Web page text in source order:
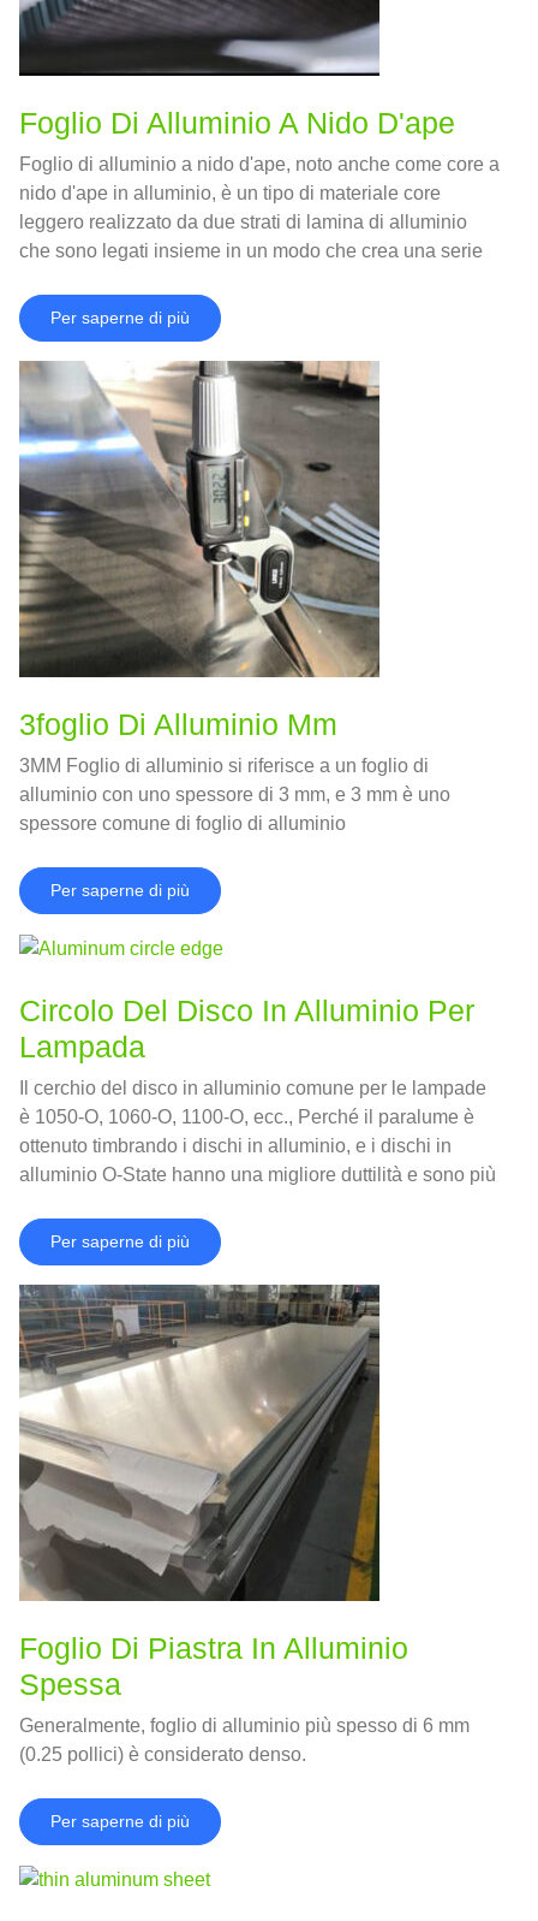
Foglio Di Alluminio A Nido D'ape
Foglio di alluminio a nido d'ape, noto anche come core a
nido d'ape in alluminio, è un tipo di materiale core
leggero realizzato da due strati di lamina di alluminio
che sono legati insieme in un modo che crea una serie
Per saperne di più
3foglio Di Alluminio Mm
3MM Foglio di alluminio si riferisce a un foglio di
alluminio con uno spessore di 3 mm, e 3 mm è uno
spessore comune di foglio di alluminio
Per saperne di più
Circolo Del Disco In Alluminio Per
Lampada
Il cerchio del disco in alluminio comune per le lampade
è 1050-O, 1060-O, 1100-O, ecc., Perché il paralume è
ottenuto timbrando i dischi in alluminio, e i dischi in
alluminio O-State hanno una migliore duttilità e sono più
Per saperne di più
Foglio Di Piastra In Alluminio
Spessa
Generalmente, foglio di alluminio più spesso di 6 mm
(0.25 pollici) è considerato denso.
Per saperne di più